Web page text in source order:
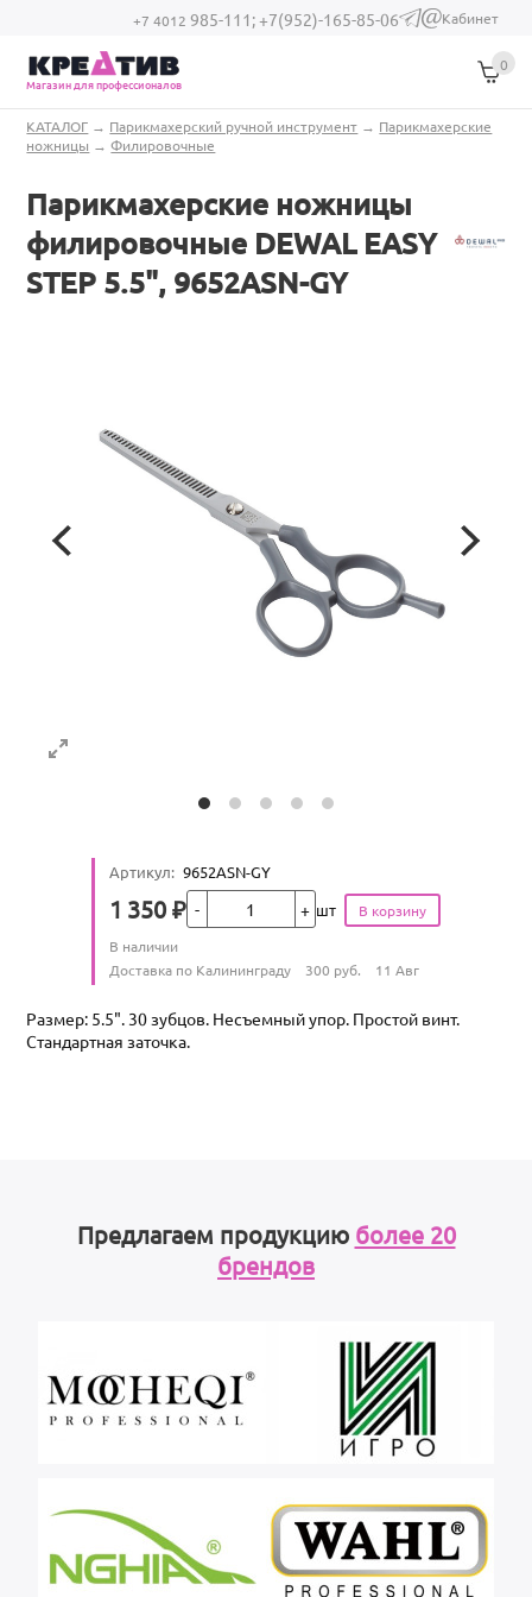
Перейти к основному содержанию
+7 4012 985-111;+7(952)-165-85-06
(link sends e-
Кабинет
Магазин для профессионалов
0
Вы здесь
КАТАЛОГ → Парикмахерский ручной инструмент → Парикмахерские
ножницы →Филировочные
Парикмахерские ножницы
филировочные DEWAL EASY
STEP 5.5", 9652ASN-GY
Артикул: 9652ASN-GY
Цена
1 350 ₽Кол-во шт
Количество
В наличии
Условия доставки
Доставка по Калининграду 300 руб. 11 Авг
Размер: 5.5". 30 зубцов. Несъемный упор. Простой винт.
Стандартная заточка.
Предлагаем продукцию более 20
брендов